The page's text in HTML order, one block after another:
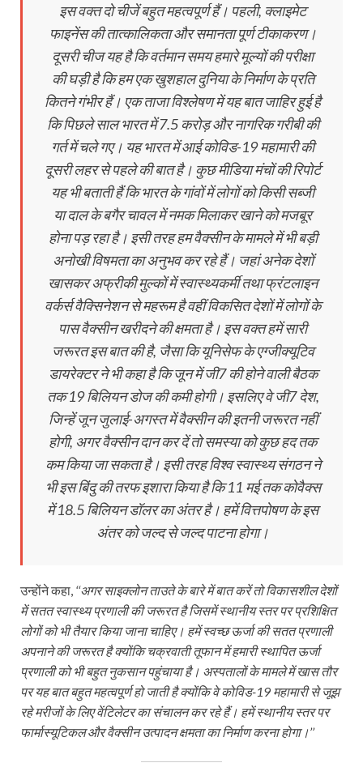
इस वक्‍त दो चीजें बहुत महत्‍वपूर्ण हैं। पहली, क्लाइमेट
फाइनेंस की तात्कालिकता और समानता पूर्ण टीकाकरण।
दूसरी चीज यह है कि वर्तमान समय हमारे मूल्यों की परीक्षा
की घड़ी है कि हम एक खुशहाल दुनिया के निर्माण के प्रति
कितने गंभीर हैं। एक ताजा विश्लेषण में यह बात जाहिर हुई है
कि पिछले साल भारत में 7.5 करोड़ और नागरिक गरीबी की
गर्त में चले गए। यह भारत में आई कोविड-19 महामारी की
दूसरी लहर से पहले की बात है। कुछ मीडिया मंचों की रिपोर्ट
यह भी बताती हैं कि भारत के गांवों में लोगों को किसी सब्जी
या दाल के बगैर चावल में नमक मिलाकर खाने को मजबूर
होना पड़ रहा है। इसी तरह हम वैक्सीन के मामले में भी बड़ी
अनोखी विषमता का अनुभव कर रहे हैं। जहां अनेक देशों
खासकर अफ्रीकी मुल्कों में स्वास्थ्यकर्मी तथा फ्रंटलाइन
वर्कर्स वैक्सि‍नेशन से महरूम है वहीं विकसित देशों में लोगों के
पास वैक्सीन खरीदने की क्षमता है। इस वक्त हमें सारी
जरूरत इस बात की है, जैसा कि यूनिसेफ के एग्जीक्यूटिव
डायरेक्टर ने भी कहा है कि जून में जी7 की होने वाली बैठक
तक 19 बिलियन डोज की कमी होगी। इसलिए वे जी7 देश,
जिन्हें जून जुलाई-अगस्त में वैक्सीन की इतनी जरूरत नहीं
होगी, अगर वैक्सीन दान कर दें तो समस्या को कुछ हद तक
कम किया जा सकता है। इसी तरह विश्व स्वास्थ्य संगठन ने
भी इस बिंदु की तरफ इशारा किया है कि 11 मई तक कोवैक्स
में 18.5 बिलियन डॉलर का अंतर है। हमें वित्तपोषण के इस
अंतर को जल्द से जल्द पाटना होगा।
उन्‍होंने कहा, ‘‘अगर साइक्लोन ताउते के बारे में बात करें तो विकासशील देशों
में सतत स्वास्थ्य प्रणाली की जरूरत है जिसमें स्थानीय स्तर पर प्रशिक्षित
लोगों को भी तैयार किया जाना चाहिए। हमें स्वच्छ ऊर्जा की सतत प्रणाली
अपनाने की जरूरत है क्योंकि चक्रवाती तूफान में हमारी स्थापित ऊर्जा
प्रणाली को भी बहुत नुकसान पहुंचाया है। अस्पतालों के मामले में खास तौर
पर यह बात बहुत महत्वपूर्ण हो जाती है क्योंकि वे कोविड-19 महामारी से जूझ
रहे मरीजों के लिए वेंटिलेटर का संचालन कर रहे हैं। हमें स्थानीय स्तर पर
फार्मास्यूटिकल और वैक्सीन उत्पादन क्षमता का निर्माण करना होगा।’’